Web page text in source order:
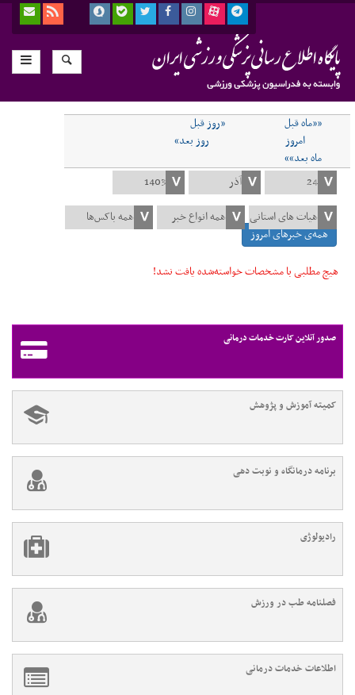
««ماه قبل
«روز قبل
امروز
روز بعد»
ماه بعد»»
همه‌ی خبرهای امروز
هیچ مطلبی با مشخصات خواسته‌شده یافت نشد!
صدور آنلاین کارت خدمات درمانی
کمیته آموزش و پژوهش
برنامه درمانگاه و نوبت دهی
رادیولوژی
فصلنامه طب در ورزش
اطلاعات خدمات درمانی